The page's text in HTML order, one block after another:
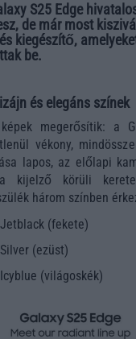
S25 Edge
de már most
kiegészítő,
be.
és elegáns színek
megerősítik: a
vékony,
lapos, az előlapi
kijelző körüli
három színben
(fekete)
(ezüst)
(világoskék)